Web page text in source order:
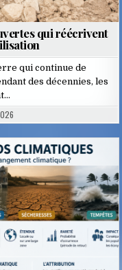
qui réécrivent
qui continue de
des décennies, les